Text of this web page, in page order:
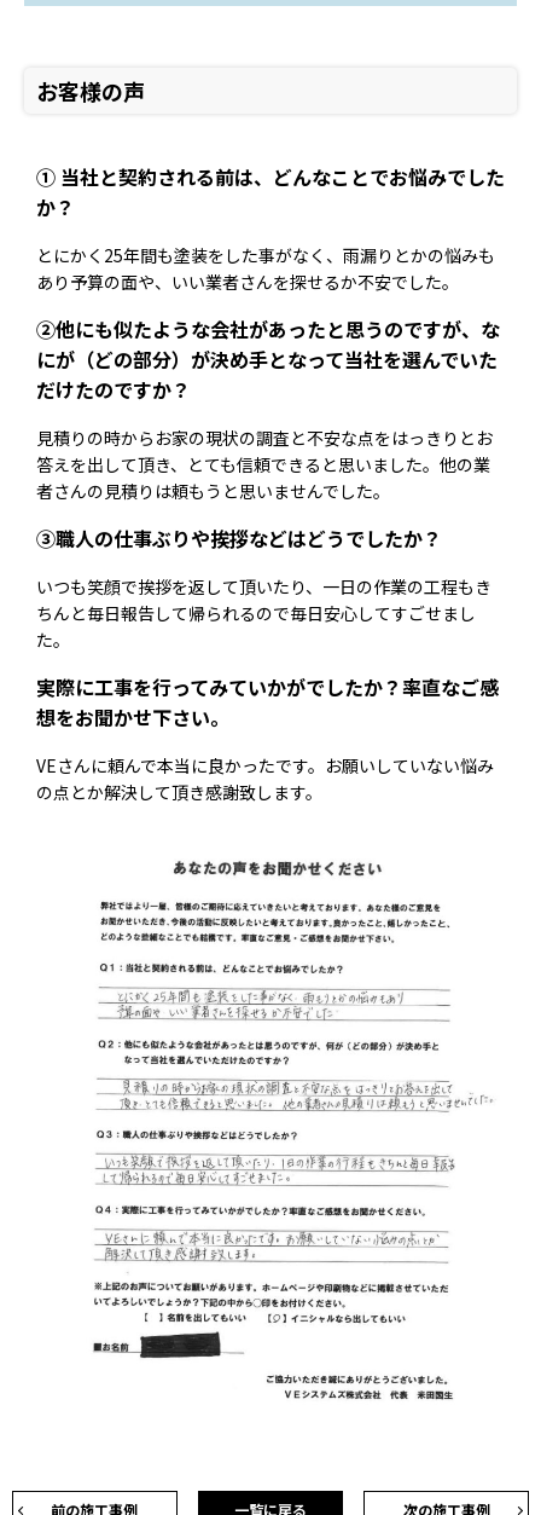
お客様の声
① 当社と契約される前は、どんなことでお悩みでした
か？
とにかく25年間も塗装をした事がなく、雨漏りとかの悩みも
あり予算の面や、いい業者さんを探せるか不安でした。
②他にも似たような会社があったと思うのですが、な
にが（どの部分）が決め手となって当社を選んでいた
だけたのですか？
見積りの時からお家の現状の調査と不安な点をはっきりとお
答えを出して頂き、とても信頼できると思いました。他の業
者さんの見積りは頼もうと思いませんでした。
③職人の仕事ぶりや挨拶などはどうでしたか？
いつも笑顔で挨拶を返して頂いたり、一日の作業の工程もき
ちんと毎日報告して帰られるので毎日安心してすごせまし
た。
実際に工事を行ってみていかがでしたか？率直なご感
想をお聞かせ下さい。
VEさんに頼んで本当に良かったです。お願いしていない悩み
の点とか解決して頂き感謝致します。
前の施工事例 次の施工事例
一覧に戻る